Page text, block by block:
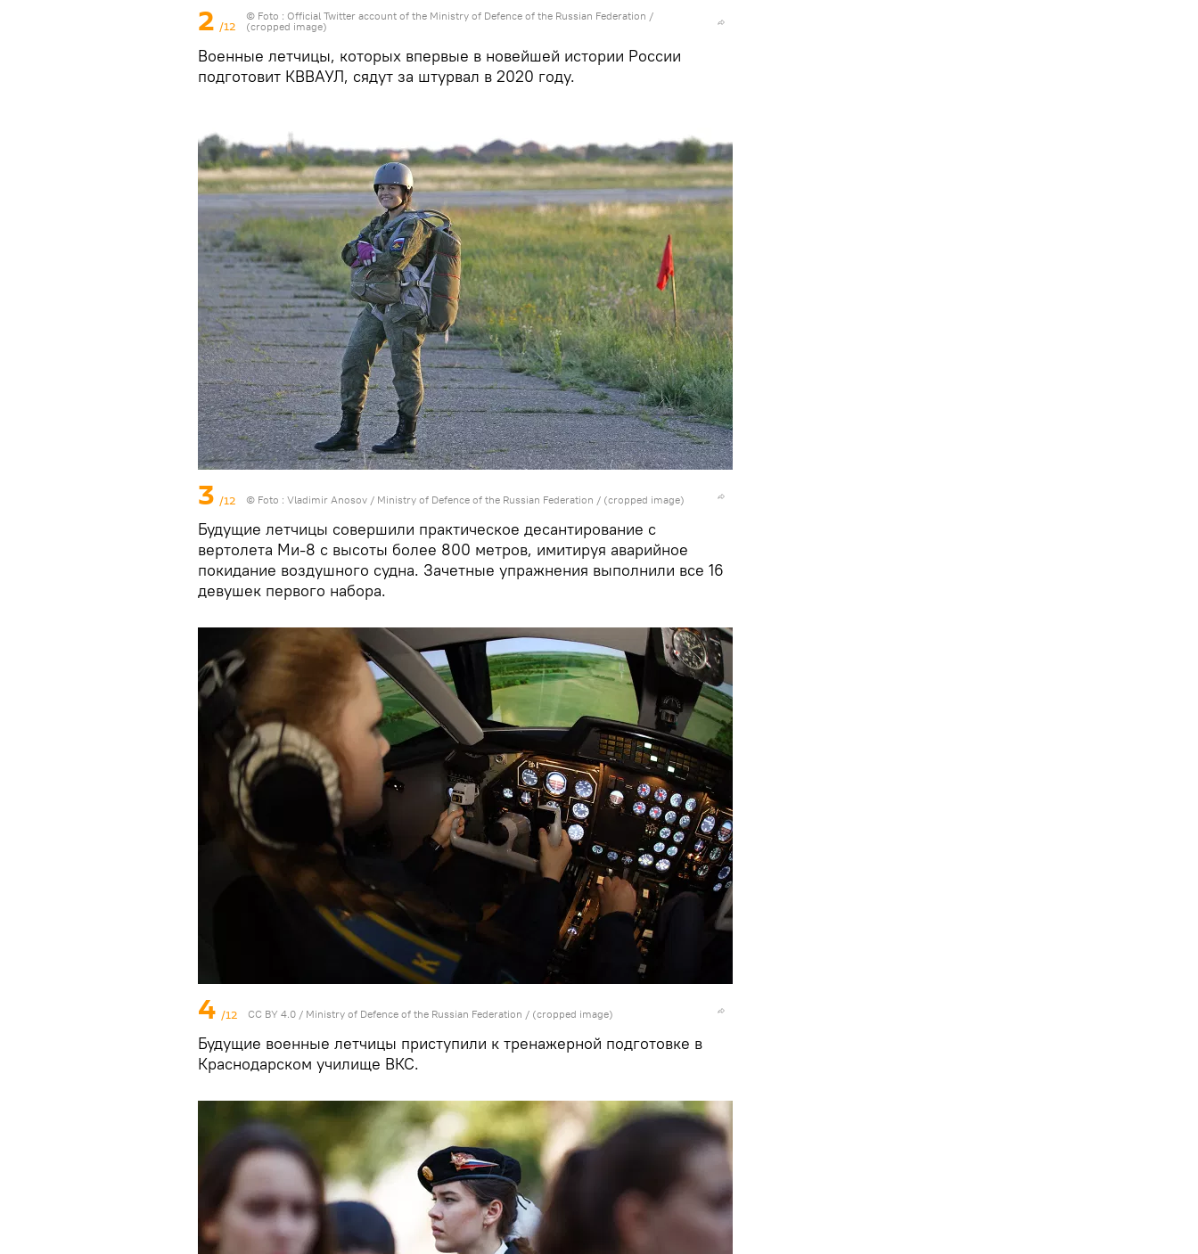
2 /12
© Foto : Official Twitter account of the Ministry of Defence of the Russian Federation /
(cropped image)
Военные летчицы, которых впервые в новейшей истории России
подготовит КВВАУЛ, сядут за штурвал в 2020 году.
3 /12 © Foto : Vladimir Anosov / Ministry of Defence of the Russian Federation / (cropped image)
Будущие летчицы совершили практическое десантирование с
вертолета Ми-8 с высоты более 800 метров, имитируя аварийное
покидание воздушного судна. Зачетные упражнения выполнили все 16
девушек первого набора.
4 /12 CC BY 4.0 / Ministry of Defence of the Russian Federation / (cropped image)
Будущие военные летчицы приступили к тренажерной подготовке в
Краснодарском училище ВКС.